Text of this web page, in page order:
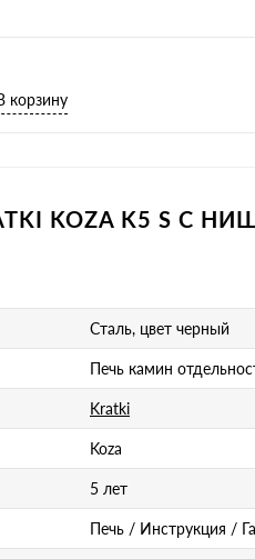
корзину
KOZA K5 S С
Сталь, цвет черный
Печь камин
Kratki
Koza
5 лет
Печь / Инструкция /